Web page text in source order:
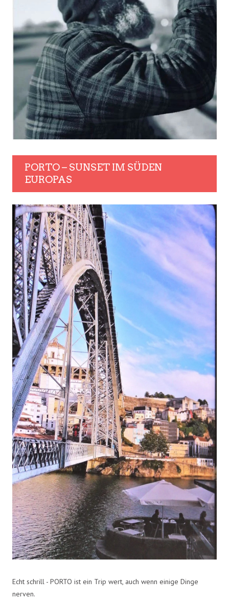
PORTO – SUNSET IM SÜDEN
EUROPAS
Echt schrill - PORTO ist ein Trip wert, auch wenn einige Dinge
nerven.